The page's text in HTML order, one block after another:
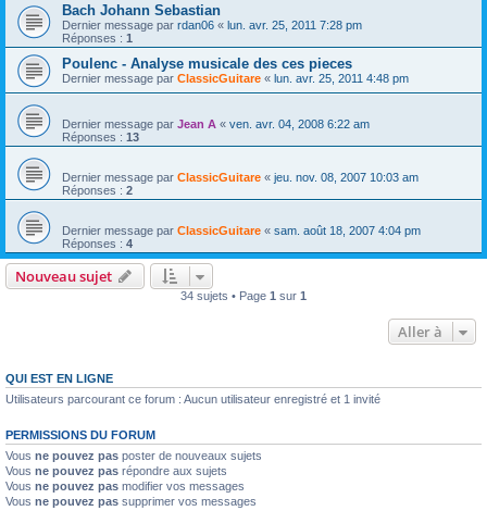
Bach Johann Sebastian
Dernier message par rdan06 « lun. avr. 25, 2011 7:28 pm
Réponses : 1
Poulenc - Analyse musicale des ces pieces
Dernier message par ClassicGuitare « lun. avr. 25, 2011 4:48 pm
Dernier message par Jean A « ven. avr. 04, 2008 6:22 am
Réponses : 13
Dernier message par ClassicGuitare « jeu. nov. 08, 2007 10:03 am
Réponses : 2
Dernier message par ClassicGuitare « sam. août 18, 2007 4:04 pm
Réponses : 4
Nouveau sujet
34 sujets • Page 1 sur 1
Aller à
QUI EST EN LIGNE
Utilisateurs parcourant ce forum : Aucun utilisateur enregistré et 1 invité
PERMISSIONS DU FORUM
Vous ne pouvez pas poster de nouveaux sujets
Vous ne pouvez pas répondre aux sujets
Vous ne pouvez pas modifier vos messages
Vous ne pouvez pas supprimer vos messages